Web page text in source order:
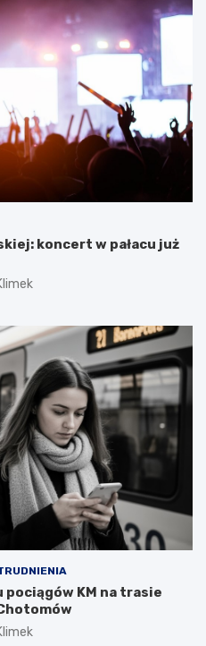
koncert w pałacu już
KM na trasie